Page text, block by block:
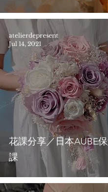
花課分享／日本AUBE
課
atelierdepresent
Jul 14, 2021